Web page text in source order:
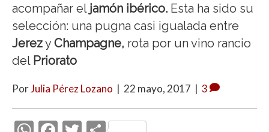
acompañar el jamón ibérico. Esta ha sido su
selección: una pugna casi igualada entre
JerezyChampagne, rota por un vino rancio
del Priorato
PorJulia Pérez Lozano | 22 mayo, 2017 | 3